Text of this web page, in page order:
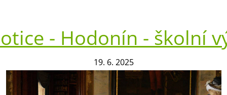
- Hodonín - školní
19. 6. 2025